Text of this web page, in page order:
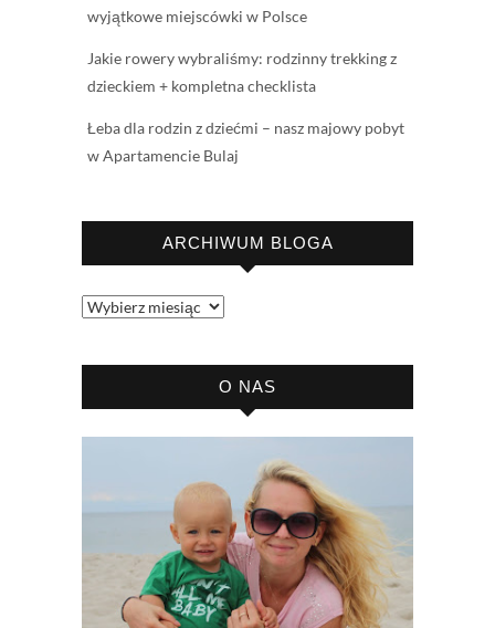
wyjątkowe miejscówki w Polsce
Jakie rowery wybraliśmy: rodzinny trekking z
dzieckiem + kompletna checklista
Łeba dla rodzin z dziećmi – nasz majowy pobyt
w Apartamencie Bulaj
ARCHIWUM BLOGA
Archiwum
O NAS